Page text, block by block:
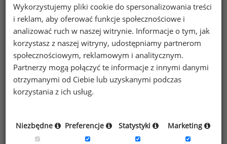
Oświadczam, że zapoznałem/zapoznałam się z
regulaminem.
Wyrażam zgodę na przetwarzanie moich
danych osobowych zawartych w formularzu
przez Sedlak &Sedlak sp. z o.o. sp. k. w celu
informacji na temat przetwarzania
Wykorzystujemy pliki cookie do spersonalizowania treści
i reklam, aby oferować funkcje społecznościowe i
analizować ruch w naszej witrynie. Informacje o tym, jak
korzystasz z naszej witryny, udostępniamy partnerom
społecznościowym, reklamowym i analitycznym.
Partnerzy mogą połączyć te informacje z innymi danymi
otrzymanymi od Ciebie lub uzyskanymi podczas
korzystania z ich usług.
Niezbędne Preferencje Statystyki Marketing